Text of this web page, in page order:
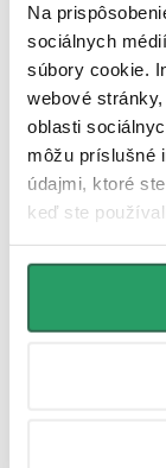
Na
sociálnych
súbory cookie.
webové
oblasti
môžu príslušné
údajmi, ktoré
keď ste
Predĺžená
K tomuto
sa môžete
naše prémiové
budú vyriešené
skúsenosť s